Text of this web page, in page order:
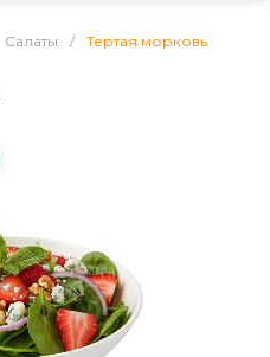
Салаты / Тертая морковь